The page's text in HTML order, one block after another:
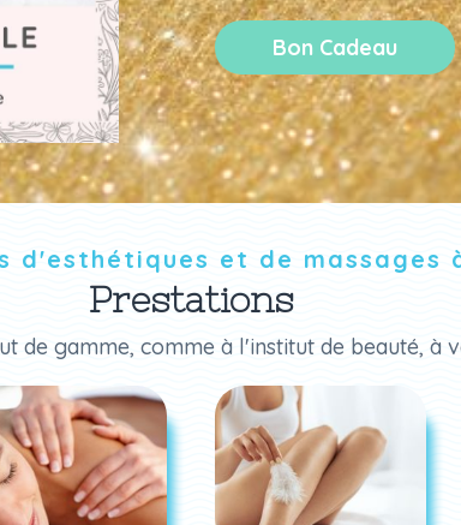
Bon Cadeau
d'esthétiques et de massages
Prestations
de gamme, comme à l'institut de beauté, à